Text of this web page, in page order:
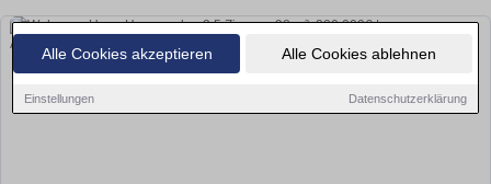
Alle Cookies akzeptieren Alle Cookies ablehnen
Einstellungen Datenschutzerklärung